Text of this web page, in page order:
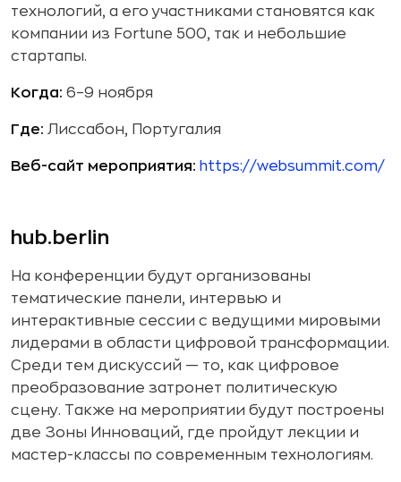
технологий, а его участниками становятся как
компании из Fortune 500, так и небольшие
стартапы.
Когда: 6–9 ноября
Где: Лиссабон, Португалия
Веб-сайт мероприятия: https://websummit.com/
hub.berlin
На конференции будут организованы
тематические панели, интервью и
интерактивные сессии с ведущими мировыми
лидерами в области цифровой трансформации.
Среди тем дискуссий — то, как цифровое
преобразование затронет политическую
сцену. Также на мероприятии будут построены
две Зоны Инноваций, где пройдут лекции и
мастер-классы по современным технологиям.